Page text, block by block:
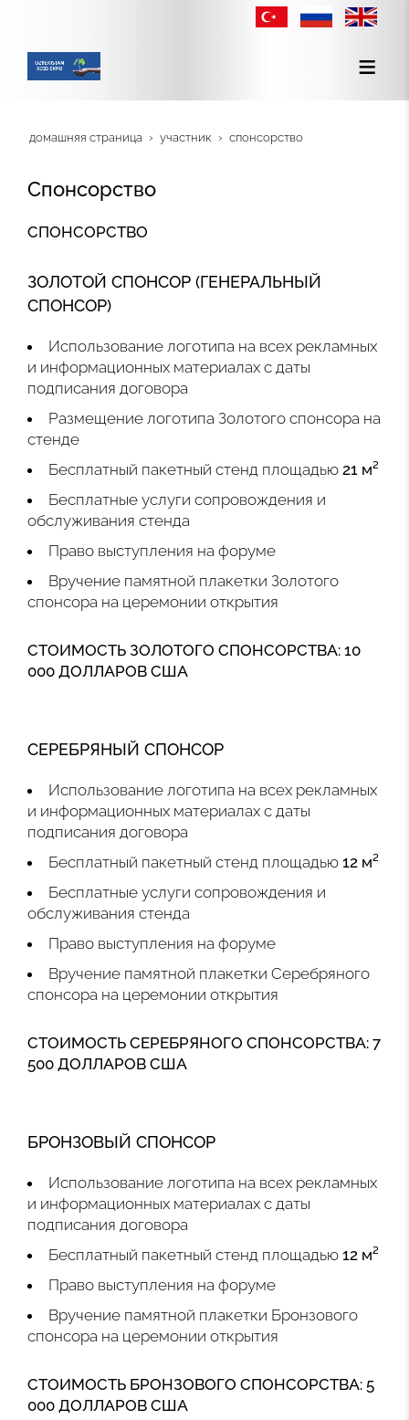
домашняя страница участник спонсорство
Спонсорство
СПОНСОРСТВО
ЗОЛОТОЙ СПОНСОР (ГЕНЕРАЛЬНЫЙ
СПОНСОР)
Использование логотипа на всех рекламных
и информационных материалах с даты
подписания договора
Размещение логотипа Золотого спонсора на
стенде
Бесплатный пакетный стенд площадью 21 м²
Бесплатные услуги сопровождения и
обслуживания стенда
Право выступления на форуме
Вручение памятной плакетки Золотого
спонсора на церемонии открытия
СТОИМОСТЬ ЗОЛОТОГО СПОНСОРСТВА: 10
000 ДОЛЛАРОВ США
СЕРЕБРЯНЫЙ СПОНСОР
Использование логотипа на всех рекламных
и информационных материалах с даты
подписания договора
Бесплатный пакетный стенд площадью 12 м²
Бесплатные услуги сопровождения и
обслуживания стенда
Право выступления на форуме
Вручение памятной плакетки Серебряного
спонсора на церемонии открытия
СТОИМОСТЬ СЕРЕБРЯНОГО СПОНСОРСТВА: 7
500 ДОЛЛАРОВ США
БРОНЗОВЫЙ СПОНСОР
Использование логотипа на всех рекламных
и информационных материалах с даты
подписания договора
Бесплатный пакетный стенд площадью 12 м²
Право выступления на форуме
Вручение памятной плакетки Бронзового
спонсора на церемонии открытия
СТОИМОСТЬ БРОНЗОВОГО СПОНСОРСТВА: 5
000 ДОЛЛАРОВ США